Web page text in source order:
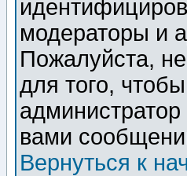
модераторы и
Пожалуйста,
для того,
вами
Вернуться к